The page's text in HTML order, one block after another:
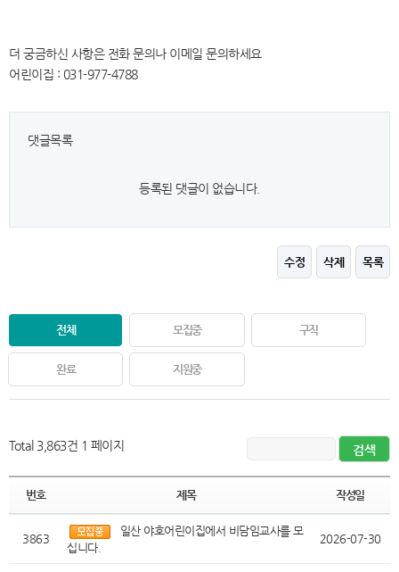
더 궁금하신 사항은 전화 문의나 이메일 문의하세요
어린이집 : 031-977-4788
댓글목록
등록된 댓글이 없습니다.
수정 삭제 목록
전체 모집중 구직
완료 지원중
Total 3,863건 1 페이지
번호 제목 작성일
3863
일산 야호어린이집에서 비담임교사를 모
십니다.
2026-07-30